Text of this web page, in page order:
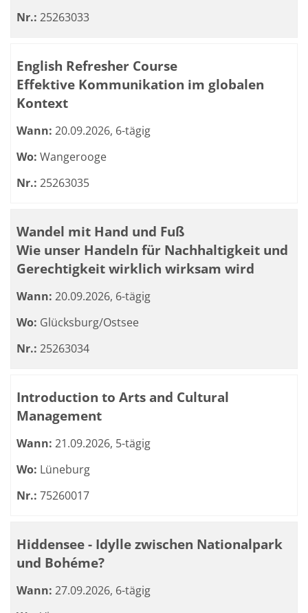
Nr.: 25263033
English Refresher Course
Effektive Kommunikation im globalen
Kontext
Wann: 20.09.2026, 6-tägig
Wo: Wangerooge
Nr.: 25263035
Wandel mit Hand und Fuß
Wie unser Handeln für Nachhaltigkeit und
Gerechtigkeit wirklich wirksam wird
Wann: 20.09.2026, 6-tägig
Wo: Glücksburg/Ostsee
Nr.: 25263034
Introduction to Arts and Cultural
Management
Wann: 21.09.2026, 5-tägig
Wo: Lüneburg
Nr.: 75260017
Hiddensee - Idylle zwischen Nationalpark
und Bohéme?
Wann: 27.09.2026, 6-tägig